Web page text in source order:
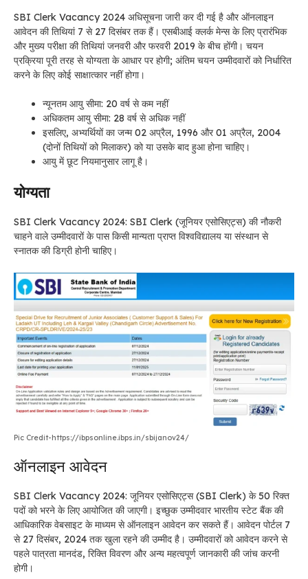
SBI Clerk Vacancy 2024 अधिसूचना जारी कर दी गई है और ऑनलाइन
आवेदन की तिथियां 7 से 27 दिसंबर तक हैं। एसबीआई क्लर्क मेन्स के लिए प्रारंभिक
और मुख्य परीक्षा की तिथियां जनवरी और फरवरी 2019 के बीच होंगी। चयन
प्रक्रिया पूरी तरह से योग्यता के आधार पर होगी; अंतिम चयन उम्मीदवारों को निर्धारित
करने के लिए कोई साक्षात्कार नहीं होगा।
न्यूनतम आयु सीमा: 20 वर्ष से कम नहीं
अधिकतम आयु सीमा: 28 वर्ष से अधिक नहीं
इसलिए, अभ्यर्थियों का जन्म 02 अप्रैल, 1996 और 01 अप्रैल, 2004
(दोनों तिथियों को मिलाकर) को या उसके बाद हुआ होना चाहिए।
आयु में छूट नियमानुसार लागू है।
योग्यता
SBI Clerk Vacancy 2024: SBI Clerk (जूनियर एसोसिएट्स) की नौकरी
चाहने वाले उम्मीदवारों के पास किसी मान्यता प्राप्त विश्वविद्यालय या संस्थान से
स्नातक की डिग्री होनी चाहिए।
Pic Credit-https://ibpsonline.ibps.in/sbijanov24/
ऑनलाइन आवेदन
SBI Clerk Vacancy 2024: जूनियर एसोसिएट्स (SBI Clerk) के 50 रिक्त
पदों को भरने के लिए आयोजित की जाएगी। इच्छुक उम्मीदवार भारतीय स्टेट बैंक की
आधिकारिक वेबसाइट के माध्यम से ऑनलाइन आवेदन कर सकते हैं। आवेदन पोर्टल 7
से 27 दिसंबर, 2024 तक खुला रहने की उम्मीद है। उम्मीदवारों को आवेदन करने से
पहले पात्रता मानदंड, रिक्ति विवरण और अन्य महत्वपूर्ण जानकारी की जांच करनी
होगी।